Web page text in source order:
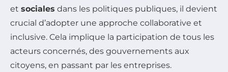
et sociales dans les politiques publiques, il devient
crucial d’adopter une approche collaborative et
inclusive. Cela implique la participation de tous les
acteurs concernés, des gouvernements aux
citoyens, en passant par les entreprises.